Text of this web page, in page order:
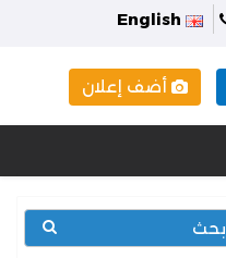
أضف إعلان
بحث